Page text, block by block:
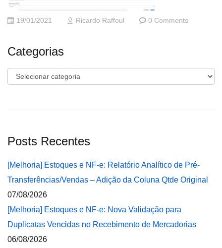
19/01/2021 Ricardo Raffoul 0 Comments
Categorias
Categorias
Posts Recentes
[Melhoria] Estoques e NF-e: Relatório Analítico de Pré-
Transferências/Vendas – Adição da Coluna Qtde Original
07/08/2026
[Melhoria] Estoques e NF-e: Nova Validação para
Duplicatas Vencidas no Recebimento de Mercadorias
06/08/2026